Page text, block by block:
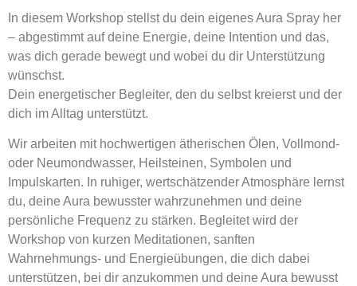
In diesem Workshop stellst du dein eigenes Aura Spray her
– abgestimmt auf deine Energie, deine Intention und das,
was dich gerade bewegt und wobei du dir Unterstützung
wünschst.
Dein energetischer Begleiter, den du selbst kreierst und der
dich im Alltag unterstützt.
Wir arbeiten mit hochwertigen ätherischen Ölen, Vollmond-
oder Neumondwasser, Heilsteinen, Symbolen und
Impulskarten. In ruhiger, wertschätzender Atmosphäre lernst
du, deine Aura bewusster wahrzunehmen und deine
persönliche Frequenz zu stärken. Begleitet wird der
Workshop von kurzen Meditationen, sanften
Wahrnehmungs- und Energieübungen, die dich dabei
unterstützen, bei dir anzukommen und deine Aura bewusst